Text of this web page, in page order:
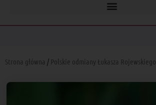
Strona główna / Polskie odmiany Łukasza Rojewskiego